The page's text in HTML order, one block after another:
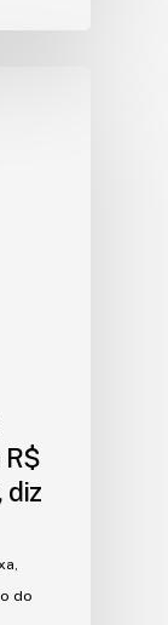
R$
diz
do